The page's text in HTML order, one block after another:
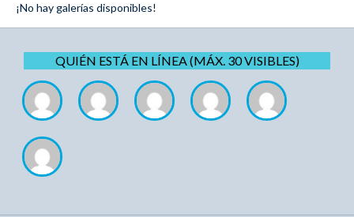
¡No hay galerías disponibles!
QUIÉN ESTÁ EN LÍNEA (MÁX. 30 VISIBLES)